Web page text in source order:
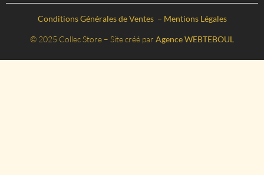
Conditions Générales de Ventes – Mentions Légales
© 2025 Collec Store – Site créé par Agence WEBTEBOUL